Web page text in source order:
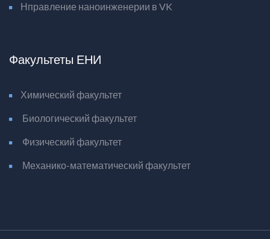
Нправление наноинженерии в VK
Факультеты ЕНИ
Химический факультет
Биологический факультет
Физический факультет
Механико-математический факультет